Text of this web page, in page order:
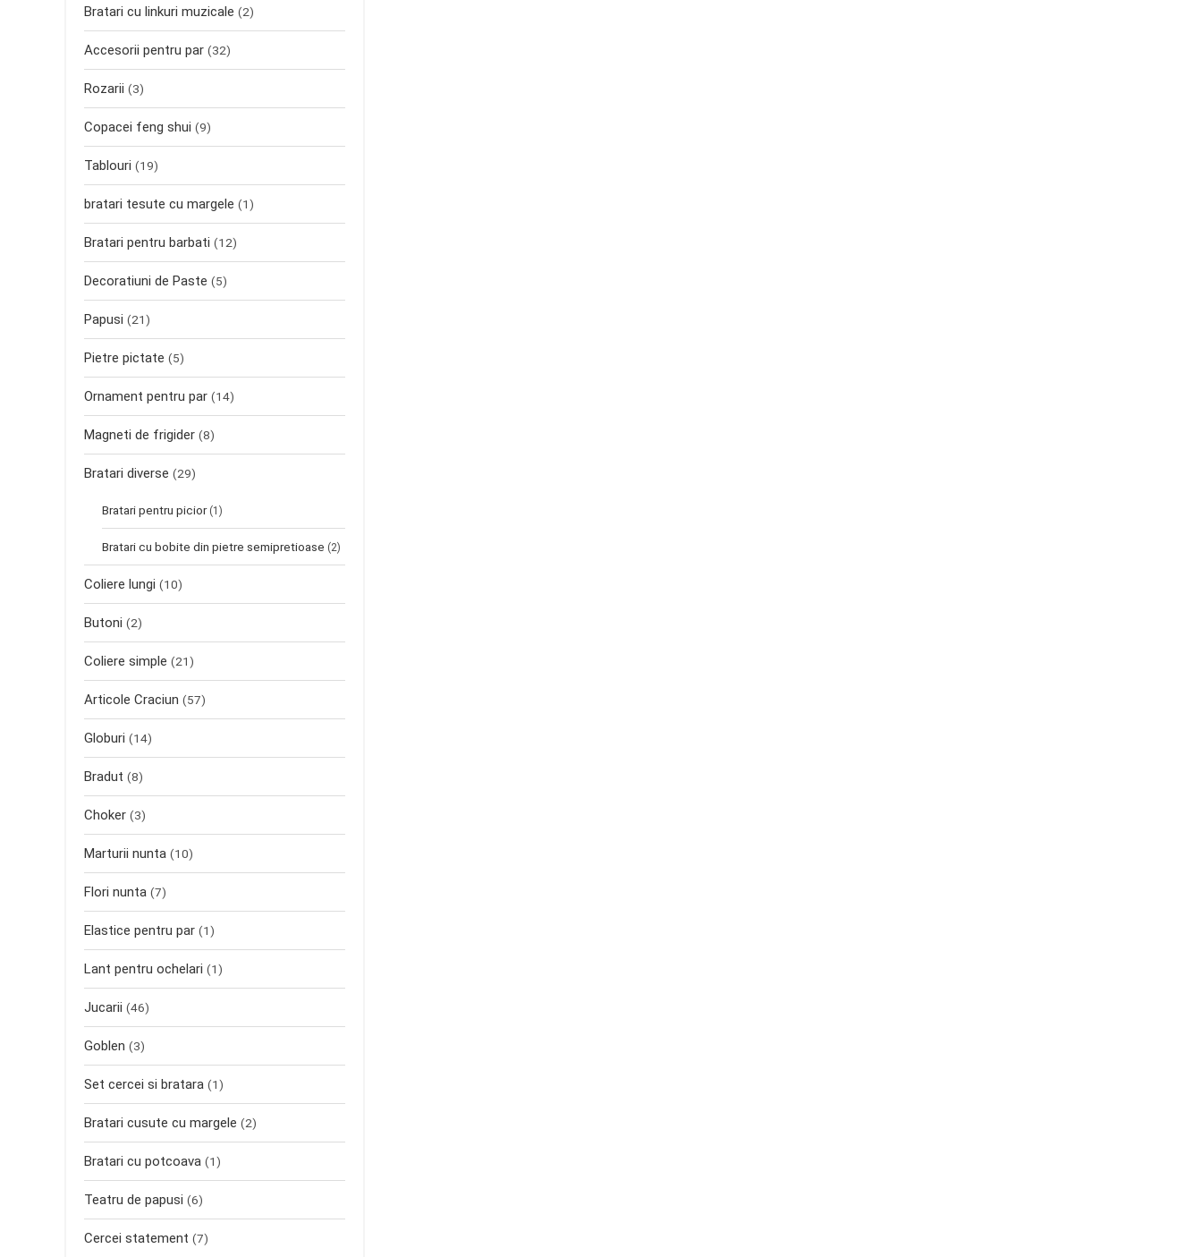
Bratari cu linkuri muzicale (2)
Accesorii pentru par (32)
Rozarii (3)
Copacei feng shui (9)
Tablouri (19)
bratari tesute cu margele (1)
Bratari pentru barbati (12)
Decoratiuni de Paste (5)
Papusi (21)
Pietre pictate (5)
Ornament pentru par (14)
Magneti de frigider (8)
Bratari diverse (29)
Bratari pentru picior (1)
Bratari cu bobite din pietre semipretioase (2)
Coliere lungi (10)
Butoni (2)
Coliere simple (21)
Articole Craciun (57)
Globuri (14)
Bradut (8)
Choker (3)
Marturii nunta (10)
Flori nunta (7)
Elastice pentru par (1)
Lant pentru ochelari (1)
Jucarii (46)
Goblen (3)
Set cercei si bratara (1)
Bratari cusute cu margele (2)
Bratari cu potcoava (1)
Teatru de papusi (6)
Cercei statement (7)